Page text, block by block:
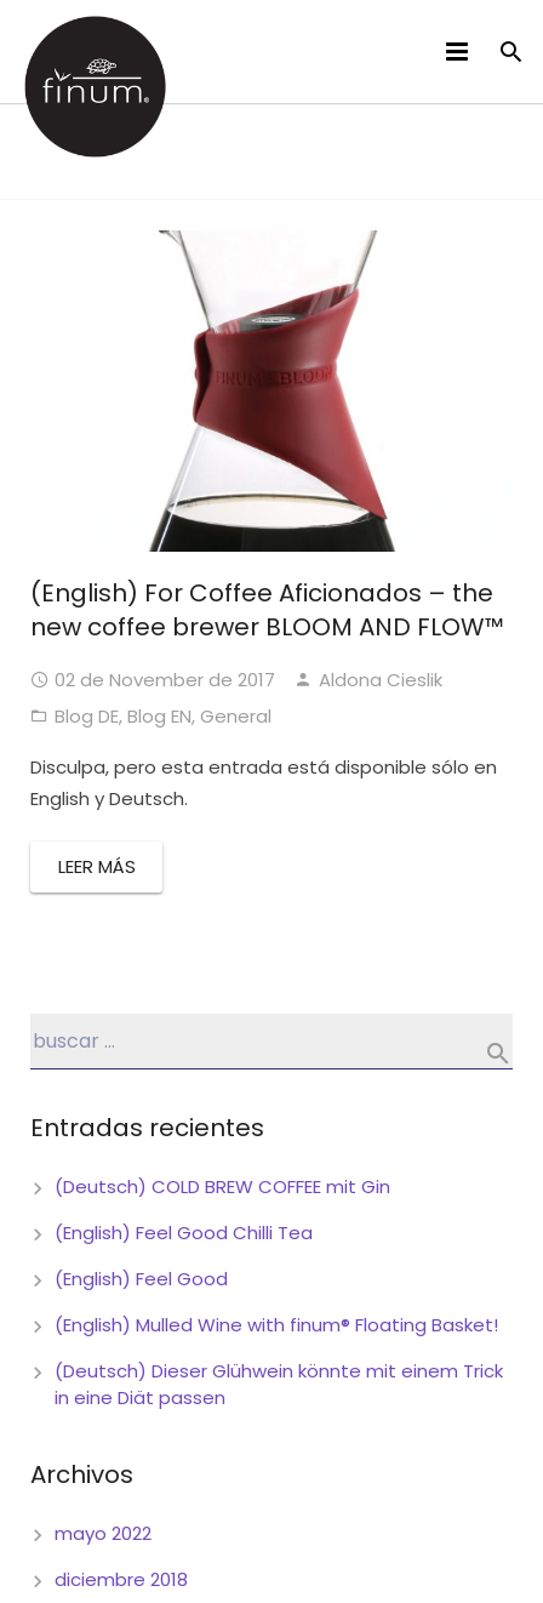
PRODUCTOS
(English) For Coffee Aficionados – the
new coffee brewer BLOOM AND FLOW™
02 de November de 2017
Aldona Cieslik
Blog DE,Blog EN, General
Disculpa, pero esta entrada está disponible sólo en
English y Deutsch.
LEER MÁS
Entradas recientes
(Deutsch) COLD BREW COFFEE mit Gin
(English) Feel Good Chilli Tea
(English) Feel Good
(English) Mulled Wine with finum® Floating Basket!
(Deutsch) Dieser Glühwein könnte mit einem Trick
in eine Diät passen
Archivos
mayo 2022
diciembre 2018